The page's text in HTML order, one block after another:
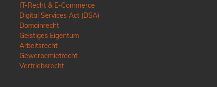
IT-Recht & E-Commerce
Digital Services Act (DSA)
Domainrecht
Geistiges Eigentum
Arbeitsrecht
Gewerbemietrecht
Vertriebsrecht